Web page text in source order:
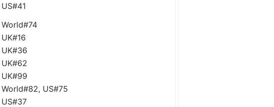
US#41
World#74
UK#16
UK#36
UK#62
UK#99
World#82, US#75
US#37